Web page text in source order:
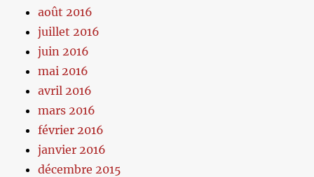
août 2016
juillet 2016
juin 2016
mai 2016
avril 2016
mars 2016
février 2016
janvier 2016
décembre 2015